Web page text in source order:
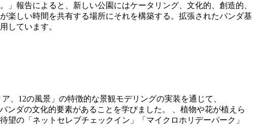
報告によると、新しい公園にはケータリング、文化的、創造的、
楽しい時間を共有する場所にそれを構築する。拡張されたパンダ基
しています。
、12の風景」の特徴的な景観モデリングの実装を通じて、
ンダの文化的要素があることを学びました。 、植物や花が植えら
の「ネットセレブチェックイン」「マイクロホリデーパーク」